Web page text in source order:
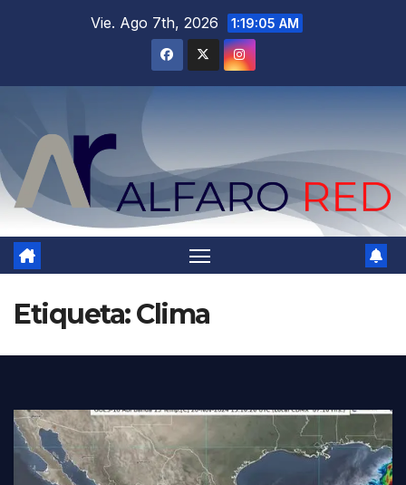
Vie. Ago 7th, 2026 1:19:06 AM
Etiqueta:Clima